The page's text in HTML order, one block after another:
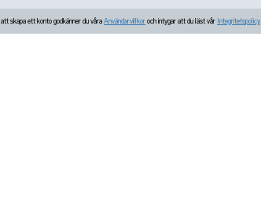
skapa ett konto godkänner du våra Användarvillkor och intygar att du läst vår Integritetspolicy.